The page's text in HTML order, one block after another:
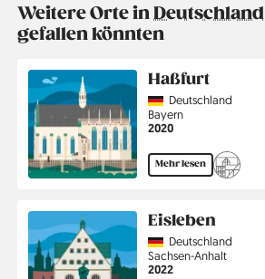
Weitere Orte inDeutschland
gefallen könnten
Haßfurt
CountryDeutschland
Region
Bayern
Jahr
2020
Mehr lesen
Eisleben
CountryDeutschland
Region
Sachsen-Anhalt
Jahr
2022